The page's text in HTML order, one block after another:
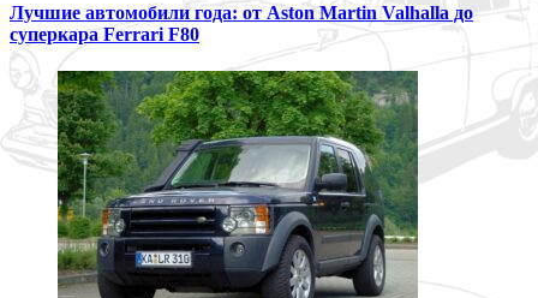
Лучшие автомобили года: от Aston Martin Valhalla до
суперкара Ferrari F80